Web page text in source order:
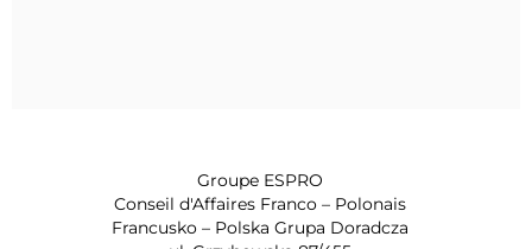
Groupe ESPRO
Conseil d'Affaires Franco – Polonais
Francusko – Polska Grupa Doradcza